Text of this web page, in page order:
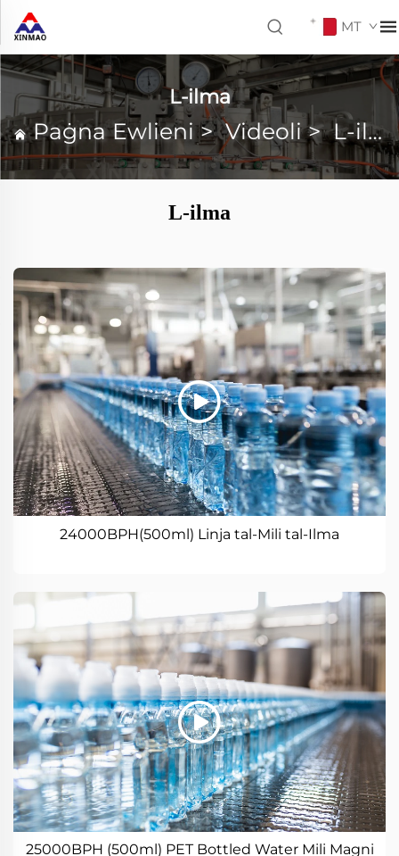
MT
L-ilma
Paġna Ewlieni>Videoli>L-ilma
L-ilma
24000BPH(500ml) Linja tal-Mili tal-Ilma
25000BPH (500ml) PET Bottled Water Mili Magni